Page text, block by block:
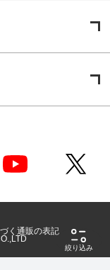
絞り込み
く通販の表記